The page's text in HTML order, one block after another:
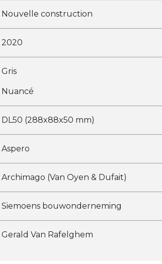
Nouvelle construction
2020
Gris
Nuancé
DL50 (288x88x50 mm)
Aspero
Archimago (Van Oyen & Dufait)
Siemoens bouwonderneming
Gerald Van Rafelghem